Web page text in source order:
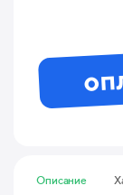
Описание